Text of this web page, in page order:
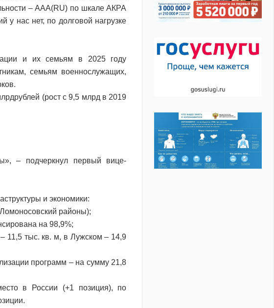
– ААА(RU) по шкале АКРА
у нас нет, по долговой нагрузке
и их семьям в 2025 году
семьям военнослужащих,
(рост с 9,5 млрд в 2019
– подчеркнул первый вице-
и экономики:
районы);
на 98,9%;
11,5 тыс. кв. м, в Лужском – 14,9
программ – на сумму 21,8
в России (+1 позиция), по